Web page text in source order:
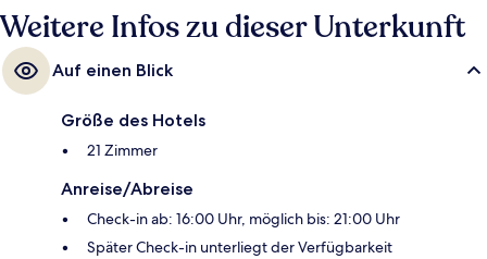
Weitere Infos zu dieser Unterkunft
Auf einen Blick
Größe des Hotels
21 Zimmer
Anreise/Abreise
Check-in ab: 16:00 Uhr, möglich bis: 21:00 Uhr
Später Check-in unterliegt der Verfügbarkeit